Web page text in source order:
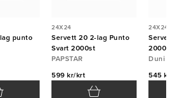
punto
24X24
Servett 20 2-lag Punto
Svart 2000st
PAPSTAR
599 kr/krt
24X24
Servett
2000st
Duni
545 kr/